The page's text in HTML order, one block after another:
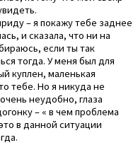
– я покажу тебе заднее
и сказала, что ни на
если ты так
тогда. У меня был для
куплен, маленькая
тебе. Но я никуда не
неудобно, глаза
– « в чем проблема
в данной ситуации